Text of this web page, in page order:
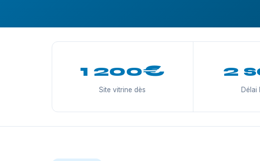
1 200€
Site vitrine dès
2
Délai